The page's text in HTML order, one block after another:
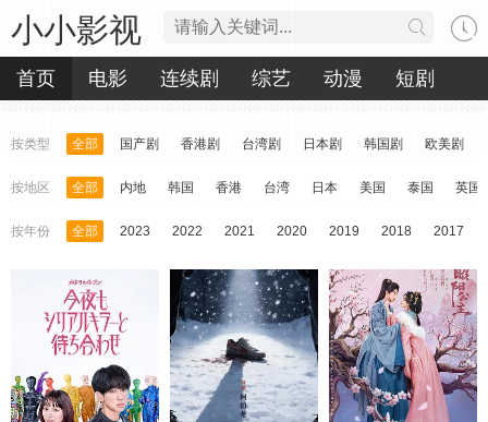
小小影视
首页 电影 连续剧 综艺 动漫 短剧
按类型 全部 国产剧 香港剧 台湾剧 日本剧 韩国剧 欧美剧
按地区 全部 内地 韩国 香港 台湾 日本 美国 泰国 英国
按年份 全部 2023 2022 2021 2020 2019 2018 2017